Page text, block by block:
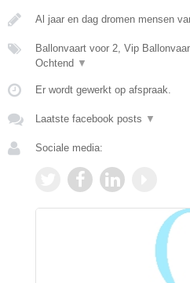
Al jaar en dag dromen mensen
Ballonvaart voor 2, Vip
Ochtend ▼
Er wordt gewerkt op afspraak.
Laatste facebook posts ▼
Sociale media: